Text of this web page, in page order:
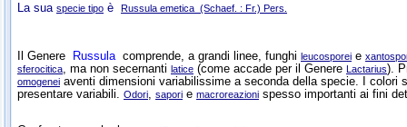
La sua specie tipo è Russula emetica (Schaef. : Fr.) Pers.
Il Genere Russulacomprende, a grandi linee, funghi leucosporei e
sferocitica, ma non secernanti latice (come accade per il Genere Lactarius).
omogenei aventi dimensioni variabilissime a seconda della specie. I
presentare variabili. Odori, sapori e macroreazioni spesso importanti ai fini